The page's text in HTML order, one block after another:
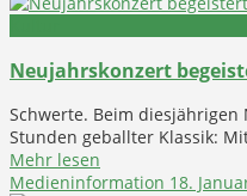
Neujahrskonzert
Schwerte. Beim
Stunden geballter Klassik:
Mehr lesen
Medieninformation 18.